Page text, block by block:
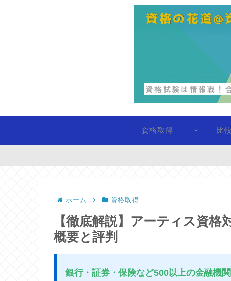
資格取得 比
ホーム 資格取得
【徹底解説】アーティス資
概要と評判
銀行・証券・保険など500以上の金融機